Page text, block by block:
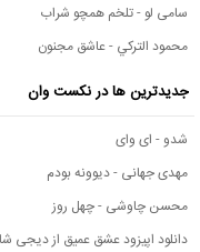
سامی لو - تلخم همچو شراب
محمود التركي - عاشق مجنون
جدیدترین ها در نکست وان
شدو - ای وای
مهدی جهانی - دیوونه بودم
محسن چاوشی - چهل روز
دانلود اپیزود عشق عمیق از دیجی